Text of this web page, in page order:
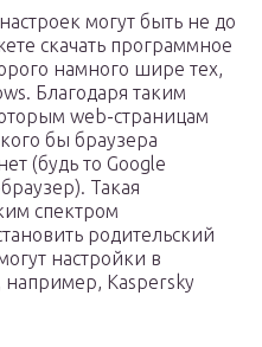
могут быть не до
скачать программное
намного шире тех,
Благодаря таким
web-страницам
бы браузера
(будь то Google
Такая
спектром
родительский
настройки в
Kaspersky